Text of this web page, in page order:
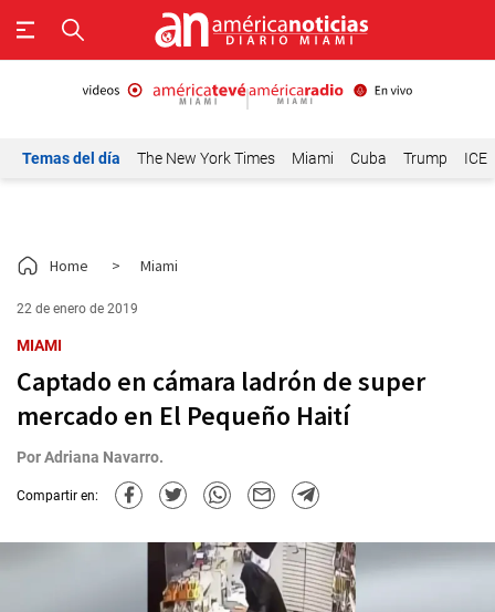
Temas del día The New York Times Miami Cuba Trump ICE
Home > Miami
22 de enero de 2019
MIAMI
Captado en cámara ladrón de super
mercado en El Pequeño Haití
PorAdriana Navarro.
Compartir en: